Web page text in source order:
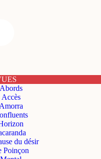
Abords
Accès
Amorra
du désir
Poinçon